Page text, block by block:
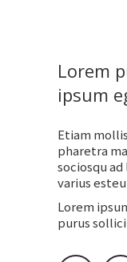
Lorem
ipsum
Etiam
pharetra
sociosqu
varius
Lorem
purus